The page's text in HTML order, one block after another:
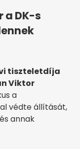
a DK-s
tiszteletdíja
Viktor
a
védte állítását,
annak